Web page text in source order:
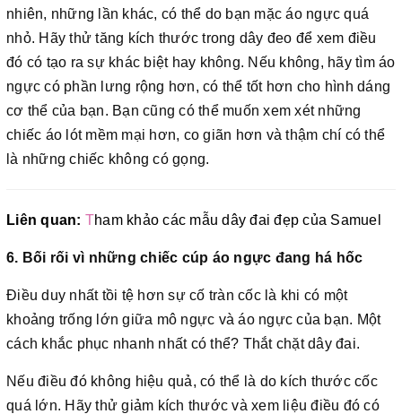
nhiên, những lần khác, có thể do bạn mặc áo ngực quá
nhỏ. Hãy thử tăng kích thước trong dây đeo để xem điều
đó có tạo ra sự khác biệt hay không. Nếu không, hãy tìm áo
ngực có phần lưng rộng hơn, có thể tốt hơn cho hình dáng
cơ thể của bạn. Bạn cũng có thể muốn xem xét những
chiếc áo lót mềm mại hơn, co giãn hơn và thậm chí có thể
là những chiếc không có gọng.
Liên quan: Tham khảo các mẫu dây đai đẹp của Samuel
6. Bối rối vì những chiếc cúp áo ngực đang há hốc
Điều duy nhất tồi tệ hơn sự cố tràn cốc là khi có một
khoảng trống lớn giữa mô ngực và áo ngực của bạn. Một
cách khắc phục nhanh nhất có thể? Thắt chặt dây đai.
Nếu điều đó không hiệu quả, có thể là do kích thước cốc
quá lớn. Hãy thử giảm kích thước và xem liệu điều đó có